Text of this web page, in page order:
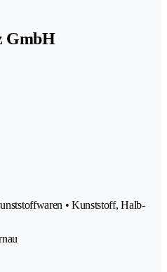
GmbH
• Kunststoff, Halb-